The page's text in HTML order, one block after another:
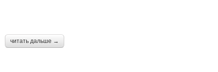
читать дальше →